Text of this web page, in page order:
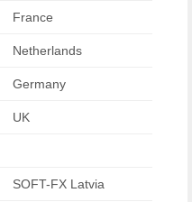
France
Netherlands
Germany
UK
SOFT-FX Latvia